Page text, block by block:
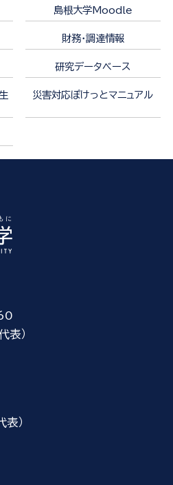
島根大学Moodle
財務・調達情報
研究データベース
災害対応ぽけっとマニュアル
）
）